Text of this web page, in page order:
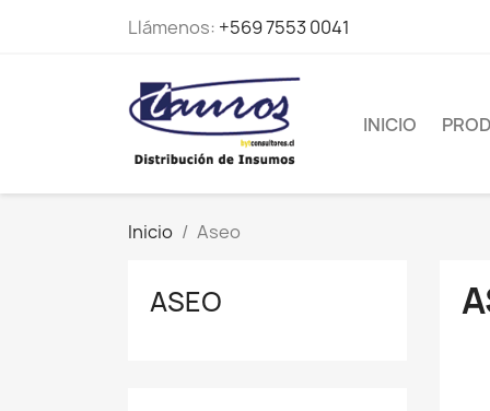
Llámenos: +569 7553 0041
INICIO
Inicio Aseo
ASEO